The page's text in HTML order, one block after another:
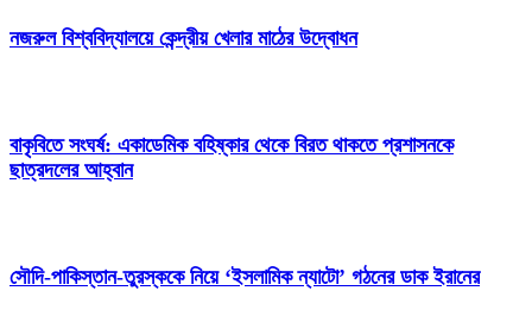
নজরুল বিশ্ববিদ্যালয়ে কেন্দ্রীয় খেলার মাঠের উদ্বোধন
বাকৃবিতে সংঘর্ষ: একাডেমিক বহিষ্কার থেকে বিরত থাকতে প্রশাসনকে
ছাত্রদলের আহ্বান
সৌদি-পাকিস্তান-তুরস্ককে নিয়ে ‘ইসলামিক ন্যাটো’ গঠনের ডাক ইরানের